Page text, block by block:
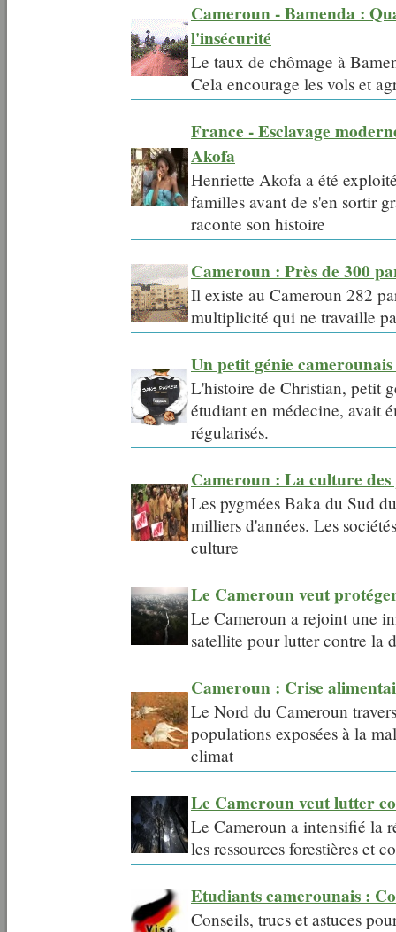
Cameroun - Bamenda :
l'insécurité
Le taux de chômage à
Cela encourage les vols et
France - Esclavage
Akofa
Henriette Akofa a été
familles avant de s'en sortir
raconte son histoire
Cameroun : Près de 300
Il existe au Cameroun 282
multiplicité qui ne travaille
Un petit génie
L'histoire de Christian, petit
étudiant en médecine, avait
régularisés.
Cameroun : La culture
Les pygmées Baka du Sud
milliers d'années. Les
culture
Le Cameroun veut
Le Cameroun a rejoint une
satellite pour lutter contre la
Cameroun : Crise
Le Nord du Cameroun
populations exposées à la
climat
Le Cameroun veut lutter
Le Cameroun a intensifié la
les ressources forestières et
Etudiants camerounais :
Conseils, trucs et astuces